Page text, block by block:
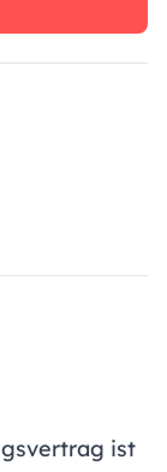
ist